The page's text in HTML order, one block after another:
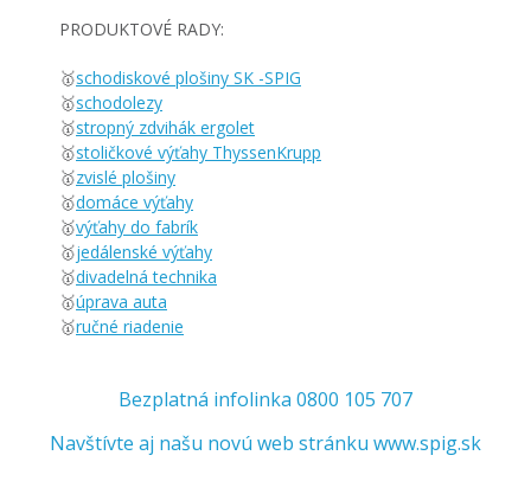
PRODUKTOVÉ RADY:
🥇schodiskové plošiny SK -SPIG
🥇schodolezy
🥇stropný zdvihák ergolet
🥇stoličkové výťahy ThyssenKrupp
🥇zvislé plošiny
🥇domáce výťahy
🥇výťahy do fabrík
🥇jedálenské výťahy
🥇divadelná technika
🥇úprava auta
🥇ručné riadenie
Bezplatná infolinka 0800 105 707
Navštívte aj našu novú web stránku www.spig.sk